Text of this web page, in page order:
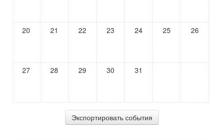
20 21 22 23 24 25 26
27 28 29 30 31